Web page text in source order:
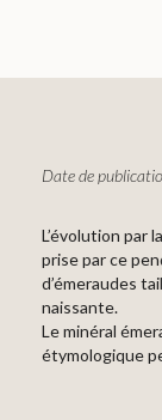
Date de
L’évolution par
prise par ce
d’émeraudes
naissante.
Le minéral
étymologique